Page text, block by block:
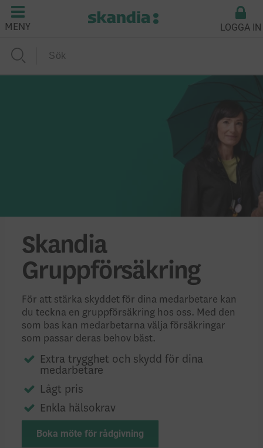
MENY LOGGA IN
Skandia
Gruppförsäkring
För att stärka skyddet för dina medarbetare kan
du teckna en grupp­försäkring hos oss. Med den
som bas kan medarbetarna välja försäkringar
som passar deras behov bäst.
Extra trygghet och skydd för dina
medarbetare
Lågt pris
Enkla hälsokrav
Boka möte för rådgivning